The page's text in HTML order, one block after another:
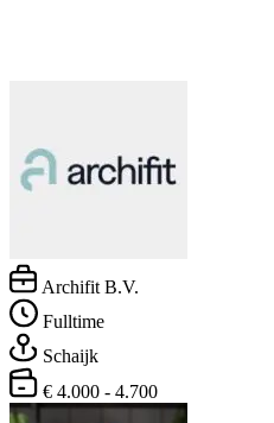
Archifit B.V.
Fulltime
Schaijk
€ 4.000 - 4.700